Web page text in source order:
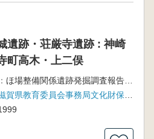
遺跡・荘厳寺遺跡 : 神崎
町高木・上二俣
ほ場整備関係遺跡発掘調査報告書26-6